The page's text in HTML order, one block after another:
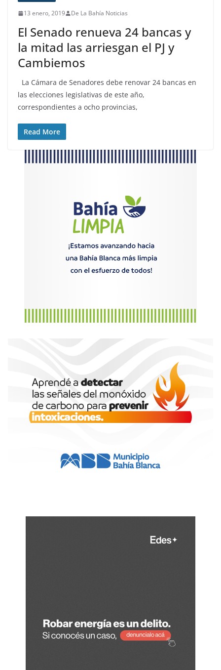
13 enero, 2019 De La Bahía Noticias
El Senado renueva 24 bancas y
la mitad las arriesgan el PJ y
Cambiemos
La Cámara de Senadores debe renovar 24 bancas en
las elecciones legislativas de este año,
correspondientes a ocho provincias,
Read More